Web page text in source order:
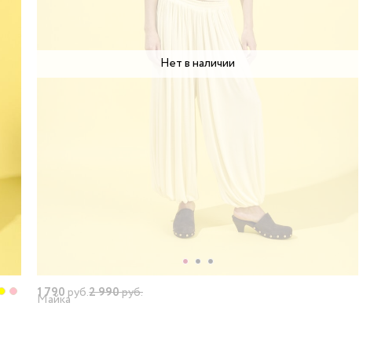
Нет в наличии
1 790 руб.2 990руб.
Майка